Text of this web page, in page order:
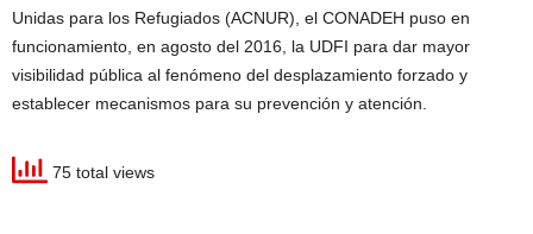
Unidas para los Refugiados (ACNUR), el CONADEH puso en
funcionamiento, en agosto del 2016, la UDFI para dar mayor
visibilidad pública al fenómeno del desplazamiento forzado y
establecer mecanismos para su prevención y atención.
75 total views